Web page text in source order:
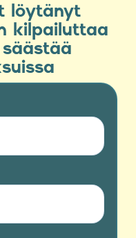
löytänyt
kilpailuttaa